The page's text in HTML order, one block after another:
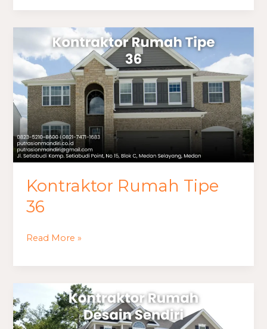
Kontraktor Rumah Tipe
36
Kontraktor
Rumah
Tipe
36
Read More »
Kontraktor
Rumah
Desain